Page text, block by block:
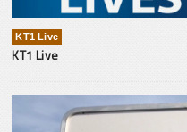
KT1 Live
KT1 Live